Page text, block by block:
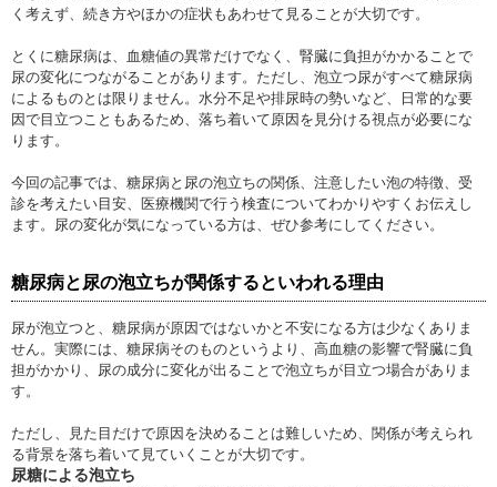
く考えず、続き方やほかの症状もあわせて見ることが大切です。
とくに糖尿病は、血糖値の異常だけでなく、腎臓に負担がかかることで
尿の変化につながることがあります。ただし、泡立つ尿がすべて糖尿病
によるものとは限りません。水分不足や排尿時の勢いなど、日常的な要
因で目立つこともあるため、落ち着いて原因を見分ける視点が必要にな
ります。
今回の記事では、糖尿病と尿の泡立ちの関係、注意したい泡の特徴、受
診を考えたい目安、医療機関で行う検査についてわかりやすくお伝えし
ます。尿の変化が気になっている方は、ぜひ参考にしてください。
糖尿病と尿の泡立ちが関係するといわれる理由
尿が泡立つと、糖尿病が原因ではないかと不安になる方は少なくありま
せん。実際には、糖尿病そのものというより、高血糖の影響で腎臓に負
担がかかり、尿の成分に変化が出ることで泡立ちが目立つ場合がありま
す。
ただし、見た目だけで原因を決めることは難しいため、関係が考えられ
る背景を落ち着いて見ていくことが大切です。
尿糖による泡立ち